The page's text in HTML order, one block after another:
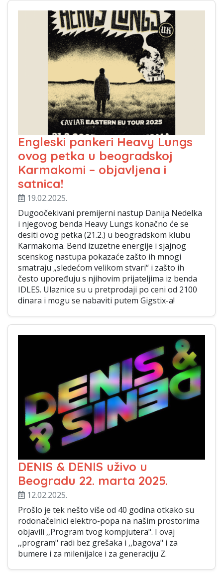
Engleski pankeri Heavy Lungs
ovog petka u beogradskoj
Karmakomi – objavljena i
satnica!
19.02.2025.
Dugoočekivani premijerni nastup Danija Nedelka
i njegovog benda Heavy Lungs konačno će se
desiti ovog petka (21.2.) u beogradskom klubu
Karmakoma. Bend izuzetne energije i sjajnog
scenskog nastupa pokazaće zašto ih mnogi
smatraju „sledećom velikom stvari“ i zašto ih
često upoređuju s njihovim prijateljima iz benda
IDLES. Ulaznice su u pretprodaji po ceni od 2100
dinara i mogu se nabaviti putem Gigstix-a!
DENIS & DENIS uživo u
Beogradu 22. marta 2025.
12.02.2025.
Prošlo je tek nešto više od 40 godina otkako su
rodonačelnici elektro-popa na našim prostorima
objavili ,,Program tvog kompjutera". I ovaj
,,program" radi bez grešaka i ,,bagova" i za
bumere i za milenijalce i za generaciju Z.